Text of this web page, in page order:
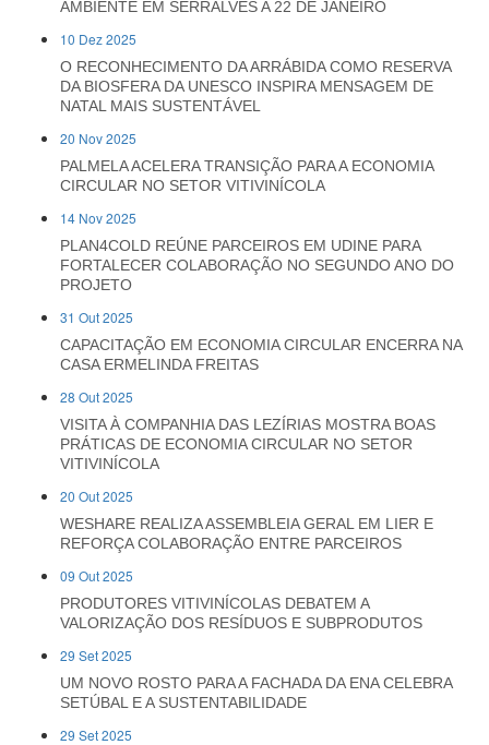
AMBIENTE EM SERRALVES A 22 DE JANEIRO
10 Dez 2025
O RECONHECIMENTO DA ARRÁBIDA COMO RESERVA
DA BIOSFERA DA UNESCO INSPIRA MENSAGEM DE
NATAL MAIS SUSTENTÁVEL
20 Nov 2025
PALMELA ACELERA TRANSIÇÃO PARA A ECONOMIA
CIRCULAR NO SETOR VITIVINÍCOLA
14 Nov 2025
PLAN4COLD REÚNE PARCEIROS EM UDINE PARA
FORTALECER COLABORAÇÃO NO SEGUNDO ANO DO
PROJETO
31 Out 2025
CAPACITAÇÃO EM ECONOMIA CIRCULAR ENCERRA NA
CASA ERMELINDA FREITAS
28 Out 2025
VISITA À COMPANHIA DAS LEZÍRIAS MOSTRA BOAS
PRÁTICAS DE ECONOMIA CIRCULAR NO SETOR
VITIVINÍCOLA
20 Out 2025
WESHARE REALIZA ASSEMBLEIA GERAL EM LIER E
REFORÇA COLABORAÇÃO ENTRE PARCEIROS
09 Out 2025
PRODUTORES VITIVINÍCOLAS DEBATEM A
VALORIZAÇÃO DOS RESÍDUOS E SUBPRODUTOS
29 Set 2025
UM NOVO ROSTO PARA A FACHADA DA ENA CELEBRA
SETÚBAL E A SUSTENTABILIDADE
29 Set 2025